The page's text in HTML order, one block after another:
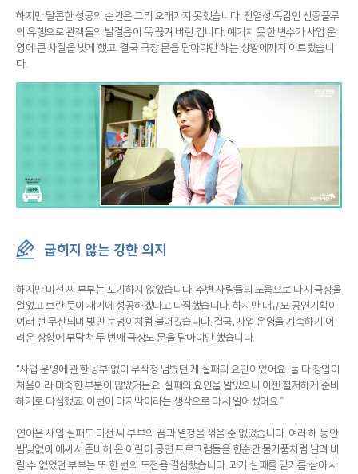
하지만 달콤한 성공의 순간은 그리 오래가지 못했습니다. 전염성 독감인 신종플루
의 유행으로 관객들의 발걸음이 뚝 끊겨 버린 겁니다. 예기치 못한 변수가 사업 운
영에 큰 차질을 빚게 했고, 결국 극장 문을 닫아야만 하는 상황에까지 이르렀습니
다.
굽히지 않는 강한 의지
하지만 미선 씨 부부는 포기하지 않았습니다. 주변 사람들의 도움으로 다시 극장을
열었고 보란 듯이 재기에 성공하겠다고 다짐했습니다. 하지만 대규모 공연기획이
여러 번 무산되며 빚만 눈덩이처럼 불어갔습니다. 결국, 사업 운영을 계속하기 어
려운 상황에 부닥쳐 두 번째 극장도 문을 닫아야만 했습니다.
“사업 운영에 관한 공부 없이 무작정 덤볐던 게 실패의 요인이었어요. 둘 다 창업이
처음이라 미숙한 부분이 많았거든요. 실패의 요인을 알았으니 이젠 철저하게 준비
하기로 다짐했죠. 이번이 마지막이라는 생각으로 다시 일어섰어요.”
연이은 사업 실패도 미선 씨 부부의 꿈과 열정을 꺾을 순 없었습니다. 여러 해 동안
밤낮없이 애써서 준비해 온 어린이 공연 프로그램들을 한순간 물거품처럼 날려 버
릴 수 없었던 부부는 또 한 번의 도전을 결심했습니다. 과거 실패를 밑거름 삼아 사